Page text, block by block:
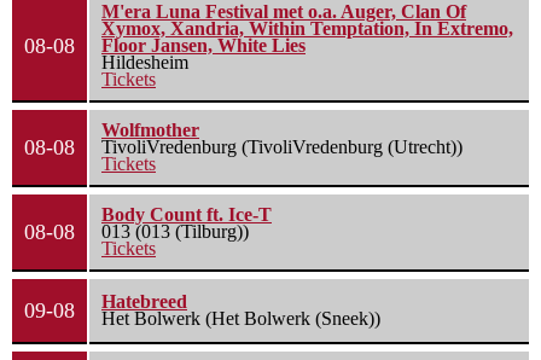
08-08
M'era Luna Festival met o.a. Auger, Clan Of
Xymox, Xandria, Within Temptation, In Extremo,
Floor Jansen, White Lies
Hildesheim
Tickets
08-08
Wolfmother
TivoliVredenburg (TivoliVredenburg (Utrecht))
Tickets
08-08
Body Count ft. Ice-T
013 (013 (Tilburg))
Tickets
09-08
Hatebreed
Het Bolwerk (Het Bolwerk (Sneek))